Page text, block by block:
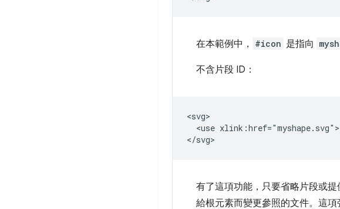
在本範例中， #icon 是指向
不含片段 ID：
<svg>
<use
有了這項功能，只要省略片段或
給根元素而變更參照的文件。這項